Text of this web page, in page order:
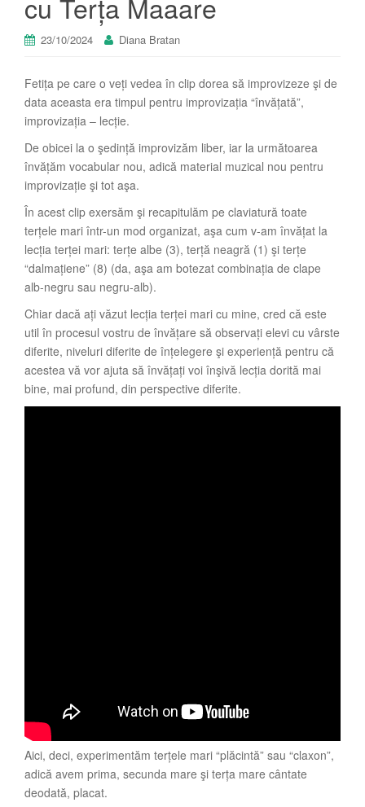
cu Terța Maaare
23/10/2024 Diana Bratan
Fetița pe care o veți vedea în clip dorea să improvizeze şi de
data aceasta era timpul pentru improvizația “învățată”,
improvizația – lecție.
De obicei la o şedință improvizăm liber, iar la următoarea
învățăm vocabular nou, adică material muzical nou pentru
improvizație şi tot aşa.
În acest clip exersăm şi recapitulăm pe claviatură toate
terțele mari într-un mod organizat, aşa cum v-am învățat la
lecția terței mari: terțe albe (3), terță neagră (1) şi terțe
“dalmațiene” (8) (da, aşa am botezat combinația de clape
alb-negru sau negru-alb).
Chiar dacă ați văzut lecția terței mari cu mine, cred că este
util în procesul vostru de învățare să observați elevi cu vârste
diferite, niveluri diferite de înțelegere şi experiență pentru că
acestea vă vor ajuta să învățați voi înşivă lecția dorită mai
bine, mai profund, din perspective diferite.
Aici, deci, experimentăm terțele mari “plăcintă” sau “claxon”,
adică avem prima, secunda mare şi terța mare cântate
deodată, placat.